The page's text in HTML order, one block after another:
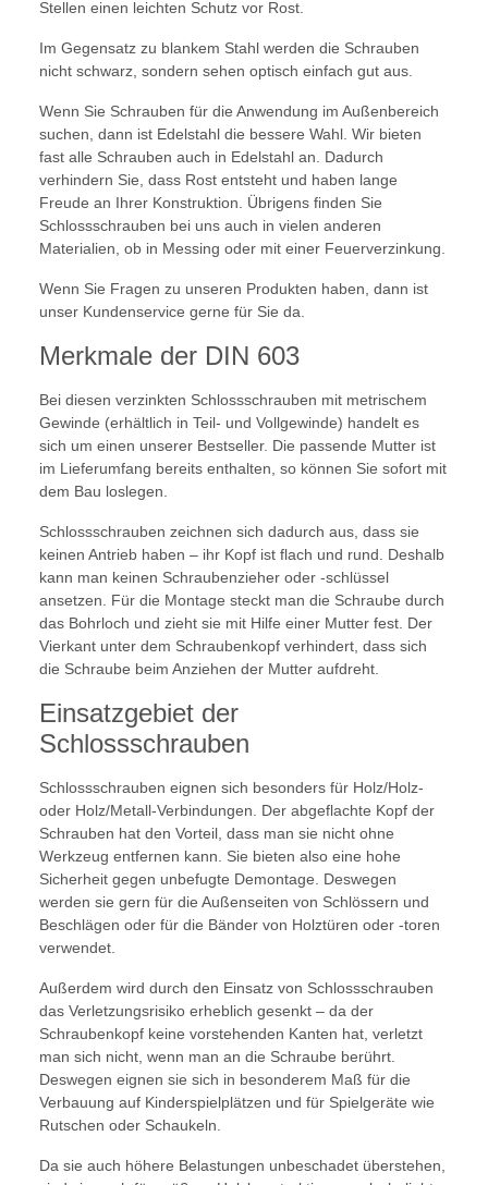
Stellen einen leichten Schutz vor Rost.
Im Gegensatz zu blankem Stahl werden die Schrauben
nicht schwarz, sondern sehen optisch einfach gut aus.
Wenn Sie Schrauben für die Anwendung im Außenbereich
suchen, dann ist Edelstahl die bessere Wahl. Wir bieten
fast alle Schrauben auch in Edelstahl an. Dadurch
verhindern Sie, dass Rost entsteht und haben lange
Freude an Ihrer Konstruktion. Übrigens finden Sie
Schlossschrauben bei uns auch in vielen anderen
Materialien, ob in Messing oder mit einer Feuerverzinkung.
Wenn Sie Fragen zu unseren Produkten haben, dann ist
unser Kundenservice gerne für Sie da.
Merkmale der DIN 603
Bei diesen verzinkten Schlossschrauben mit metrischem
Gewinde (erhältlich in Teil- und Vollgewinde) handelt es
sich um einen unserer Bestseller. Die passende Mutter ist
im Lieferumfang bereits enthalten, so können Sie sofort mit
dem Bau loslegen.
Schlossschrauben zeichnen sich dadurch aus, dass sie
keinen Antrieb haben – ihr Kopf ist flach und rund. Deshalb
kann man keinen Schraubenzieher oder -schlüssel
ansetzen. Für die Montage steckt man die Schraube durch
das Bohrloch und zieht sie mit Hilfe einer Mutter fest. Der
Vierkant unter dem Schraubenkopf verhindert, dass sich
die Schraube beim Anziehen der Mutter aufdreht.
Einsatzgebiet der
Schlossschrauben
Schlossschrauben eignen sich besonders für Holz/Holz-
oder Holz/Metall-Verbindungen. Der abgeflachte Kopf der
Schrauben hat den Vorteil, dass man sie nicht ohne
Werkzeug entfernen kann. Sie bieten also eine hohe
Sicherheit gegen unbefugte Demontage. Deswegen
werden sie gern für die Außenseiten von Schlössern und
Beschlägen oder für die Bänder von Holztüren oder -toren
verwendet.
Außerdem wird durch den Einsatz von Schlossschrauben
das Verletzungsrisiko erheblich gesenkt – da der
Schraubenkopf keine vorstehenden Kanten hat, verletzt
man sich nicht, wenn man an die Schraube berührt.
Deswegen eignen sie sich in besonderem Maß für die
Verbauung auf Kinderspielplätzen und für Spielgeräte wie
Rutschen oder Schaukeln.
Da sie auch höhere Belastungen unbeschadet überstehen,